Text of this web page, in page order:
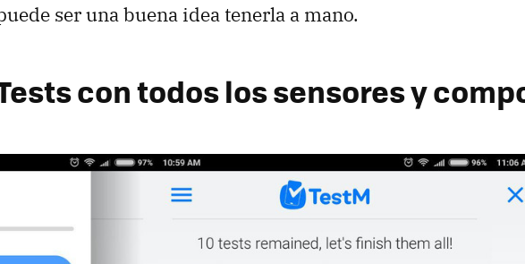
ser una buena idea tenerla a mano.
con todos los sensores y